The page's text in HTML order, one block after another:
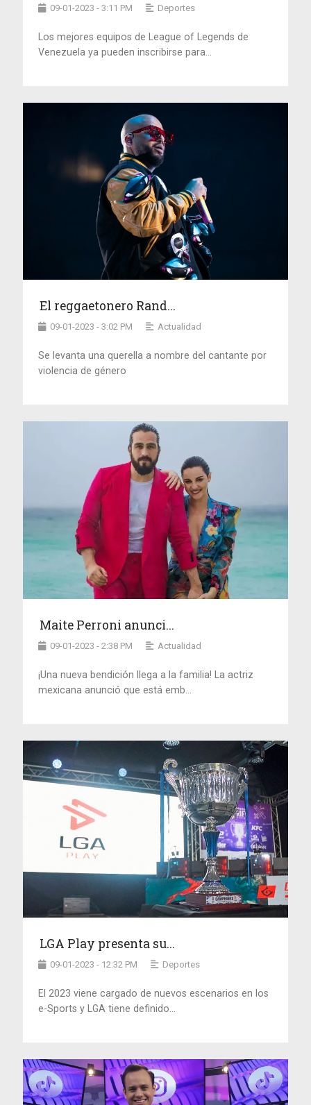
09-01-2023 - 3:11 PM Deportes
Los mejores equipos de League of Legends de
Venezuela ya pueden inscribirse para...
El reggaetonero Rand...
09-01-2023 - 3:02 PM Actualidad
Se levanta una querella a nombre del cantante por
violencia de género
Maite Perroni anunci...
09-01-2023 - 2:38 PM Actualidad
¡Una nueva bendición llega a la familia! La actriz
mexicana anunció que está emb...
LGA Play presenta su...
09-01-2023 - 12:32 PM Deportes
El 2023 viene cargado de nuevos escenarios en los
e-Sports y LGA tiene definido...